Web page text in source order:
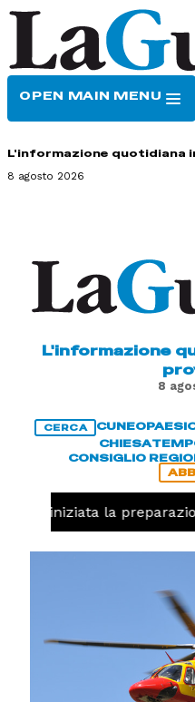
OPEN MAIN MENU
L'informazione quotidiana
8 agosto 2026
L'informazione
8
CERCA CUNEOPAESI
CHIESA
CONSIGLIO
iniziata la